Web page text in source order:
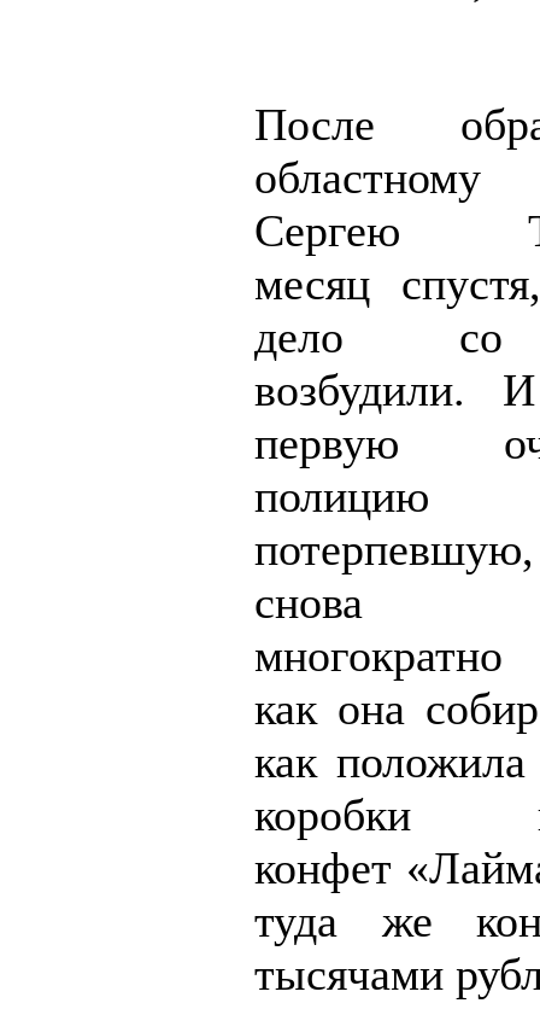
После
Сергею
месяц
дело со
первую
полицию
снова
как она
как
коробки
конфет
туда же
тысячами